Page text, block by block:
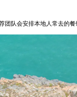
队会安排本地人常去的餐